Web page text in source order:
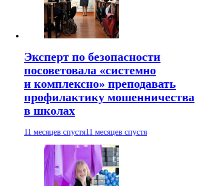
Эксперт по безопасности
посоветовала «системно
и комплексно» преподавать
профилактику мошенничества
в школах
11 месяцев спустя11 месяцев спустя